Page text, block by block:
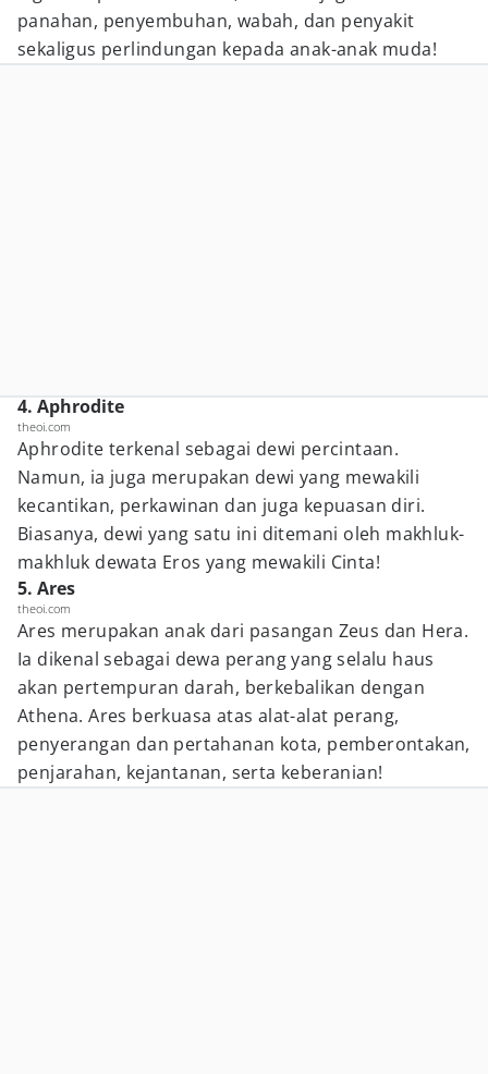
panahan, penyembuhan, wabah, dan penyakit
sekaligus perlindungan kepada anak-anak muda!
4. Aphrodite
theoi.com
Aphrodite terkenal sebagai dewi percintaan.
Namun, ia juga merupakan dewi yang mewakili
kecantikan, perkawinan dan juga kepuasan diri.
Biasanya, dewi yang satu ini ditemani oleh makhluk-
makhluk dewata Eros yang mewakili Cinta!
5. Ares
theoi.com
Ares merupakan anak dari pasangan Zeus dan Hera.
Ia dikenal sebagai dewa perang yang selalu haus
akan pertempuran darah, berkebalikan dengan
Athena. Ares berkuasa atas alat-alat perang,
penyerangan dan pertahanan kota, pemberontakan,
penjarahan, kejantanan, serta keberanian!